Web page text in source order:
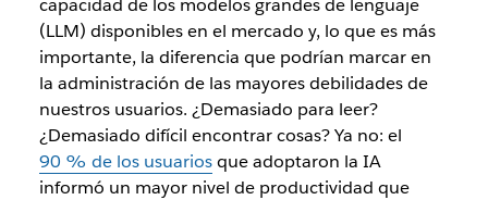
capacidad de los modelos grandes de lenguaje
(LLM) disponibles en el mercado y, lo que es más
importante, la diferencia que podrían marcar en
la administración de las mayores debilidades de
nuestros usuarios. ¿Demasiado para leer?
¿Demasiado difícil encontrar cosas? Ya no: el
90 % de los usuariosque adoptaron la IA
informó un mayor nivel de productividad que